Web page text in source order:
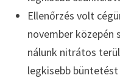
Ellenőrzés volt
november
nálunk nitrátos
legkisebb büntetést